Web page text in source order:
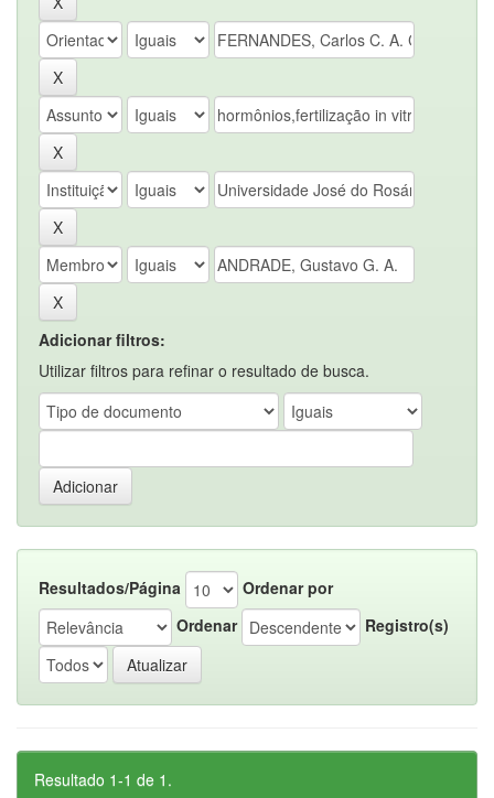
Adicionar filtros:
Utilizar filtros para refinar o resultado de busca.
Resultados/Página
Ordenar por
Ordenar
Registro(s)
Resultado 1-1 de 1.